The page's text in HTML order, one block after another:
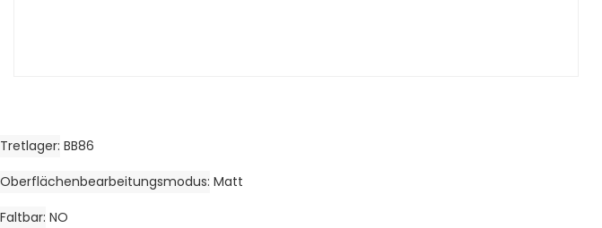
Tretlager BB86
Oberflächenbearbeitungsmodus Matt
Faltbar NO